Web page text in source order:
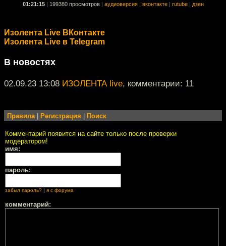
01:21:15 199380 просмотров аудиоверсия вконтакте rutube дзен
Изолента Live ВКонтакте
Изолента Live в Telegram
В новостях
02.09.23 13:08 ИЗОЛЕНТА live, комментарии: 11
Правила| Регистрация Поиск
Комментарий появится на сайте только после проверки
модератором!
имя:
пароль:
забыл пароль? я с форума
комментарий: